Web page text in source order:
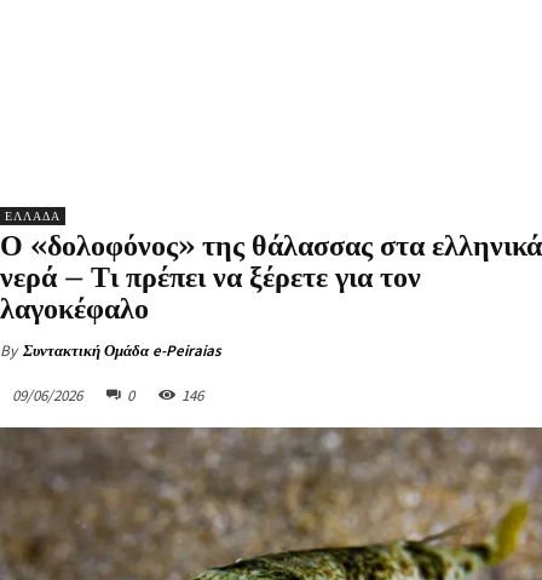
ΕΛΛΑΔΑ
Ο «δολοφόνος» της θάλασσας στα ελληνικά
νερά – Τι πρέπει να ξέρετε για τον
λαγοκέφαλο
By Συντακτική Ομάδα e-Peiraias
09/06/2026 0 146